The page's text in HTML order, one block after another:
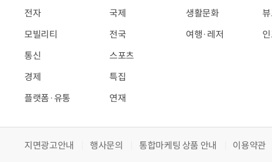
전자
모빌리티
통신
경제
플랫폼·유통
국제
전국
스포츠
특집
연재
생활문화
여행·레저
지면광고안내 행사문의 통합마케팅 상품 안내 이용약관